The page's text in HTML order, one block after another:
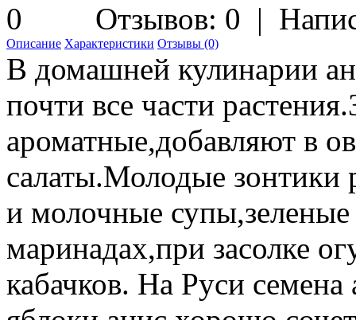
Отзывов: 0 |
Описание Характеристики Отзывы (0)
В домашней кулинарии
почти все части
ароматные,добавляют в
салаты.Молодые зонтики
и молочные
маринадах,при засолке
кабачков. На Руси